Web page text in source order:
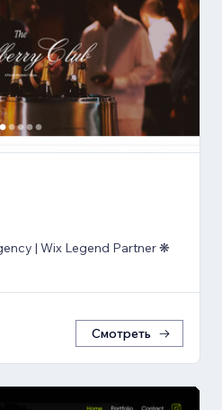
| Wix Legend Partner ❋
Смотреть